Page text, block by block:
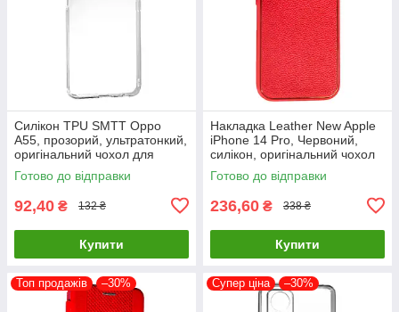
Силікон TPU SMTT Oppo
A55, прозорий, ультратонкий,
оригінальний чохол для
захисту смартфона
Готово до відправки
92,40 ₴ 132 ₴
Купити
Накладка Leather New Apple
iPhone 14 Pro, Червоний,
силікон, оригінальний чохол
Готово до відправки
236,60 ₴ 338 ₴
Купити
Топ продажів –30% Супер ціна –30%